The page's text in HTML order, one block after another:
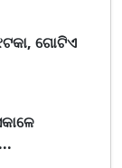
ଗୋଟିଏ